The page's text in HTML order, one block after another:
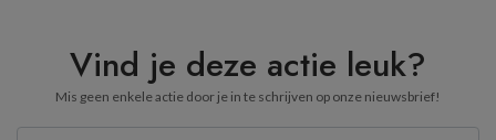
Vind je deze actie leuk?
Mis geen enkele actie door je in te schrijven op onze nieuwsbrief!